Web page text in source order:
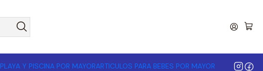
PLAYA Y PISCINA POR MAYORARTICULOS PARA BEBES POR MAYOR